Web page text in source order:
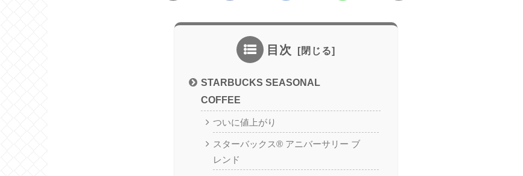
目次
STARBUCKS SEASONAL
COFFEE
ついに値上がり
スターバックス® アニバーサリー ブ
レンド